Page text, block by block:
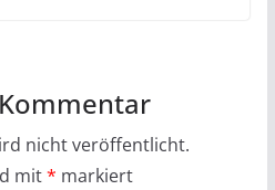
nicht veröffentlicht.
mit* markiert